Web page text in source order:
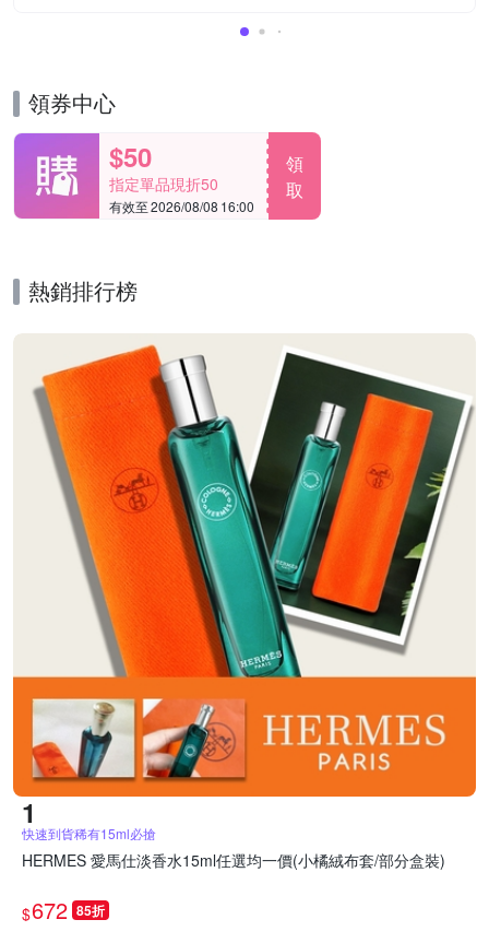
領券中心
$50
指定單品現折50
有效至 2026/08/08 16:00
領
取
熱銷排行榜
快速到貨稀有15ml必搶
HERMES 愛馬仕淡香水15ml任選均一價(小橘絨布套/部分盒裝)
$672 85折